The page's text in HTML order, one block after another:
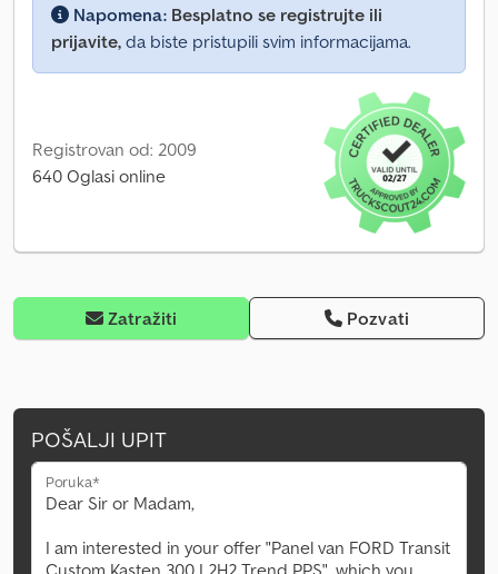
Napomena: Besplatno se registrujte ili
prijavite, da biste pristupili svim informacijama.
Registrovan od: 2009
640 Oglasi online
Zatražiti Pozvati
POŠALJI UPIT
Poruka*